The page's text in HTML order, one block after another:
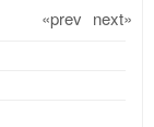
next»
«prev